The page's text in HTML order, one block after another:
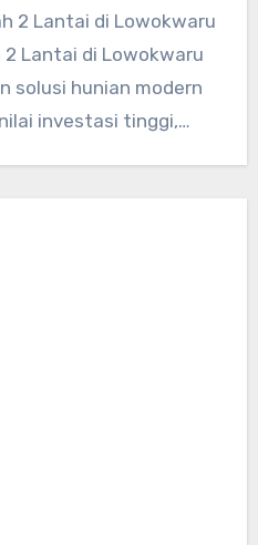
2 Lantai di Lowokwaru
2 Lantai di Lowokwaru
solusi hunian modern
investasi tinggi,…